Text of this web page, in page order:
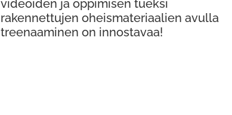
videoiden ja oppimisen tueksi
rakennettujen oheismateriaalien avulla
treenaaminen on innostavaa!